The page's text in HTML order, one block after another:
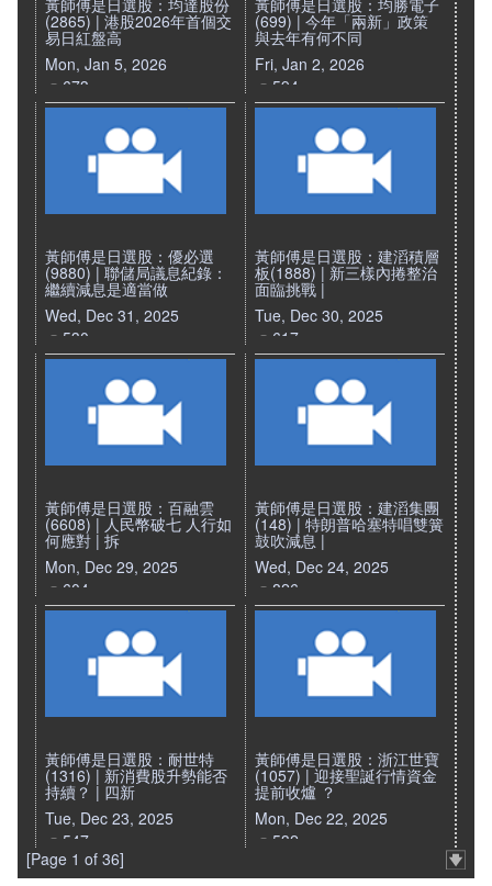
黃師傅是日選股：均達股份
(2865) | 港股2026年首個交
易日紅盤高
Mon, Jan 5, 2026
673
黃師傅是日選股：均勝電子
(699) | 今年「兩新」政策
與去年有何不同
Fri, Jan 2, 2026
594
黃師傅是日選股：優必選
(9880) | 聯儲局議息紀錄：
繼續減息是適當做
Wed, Dec 31, 2025
530
黃師傅是日選股：建滔積層
板(1888) | 新三樣內捲整治
面臨挑戰 |
Tue, Dec 30, 2025
617
黃師傅是日選股：百融雲
(6608) | 人民幣破七 人行如
何應對 | 拆
Mon, Dec 29, 2025
604
黃師傅是日選股：建滔集團
(148) | 特朗普哈塞特唱雙簧
鼓吹減息 |
Wed, Dec 24, 2025
826
黃師傅是日選股：耐世特
(1316) | 新消費股升勢能否
持續？ | 四新
Tue, Dec 23, 2025
547
黃師傅是日選股：浙江世寶
(1057) | 迎接聖誕行情資金
提前收爐 ？
Mon, Dec 22, 2025
532
[Page 1 of 36]